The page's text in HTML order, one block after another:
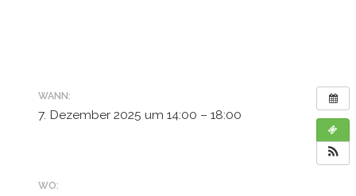
WANN:
7. Dezember 2025 um 14:00 – 18:00
WO: